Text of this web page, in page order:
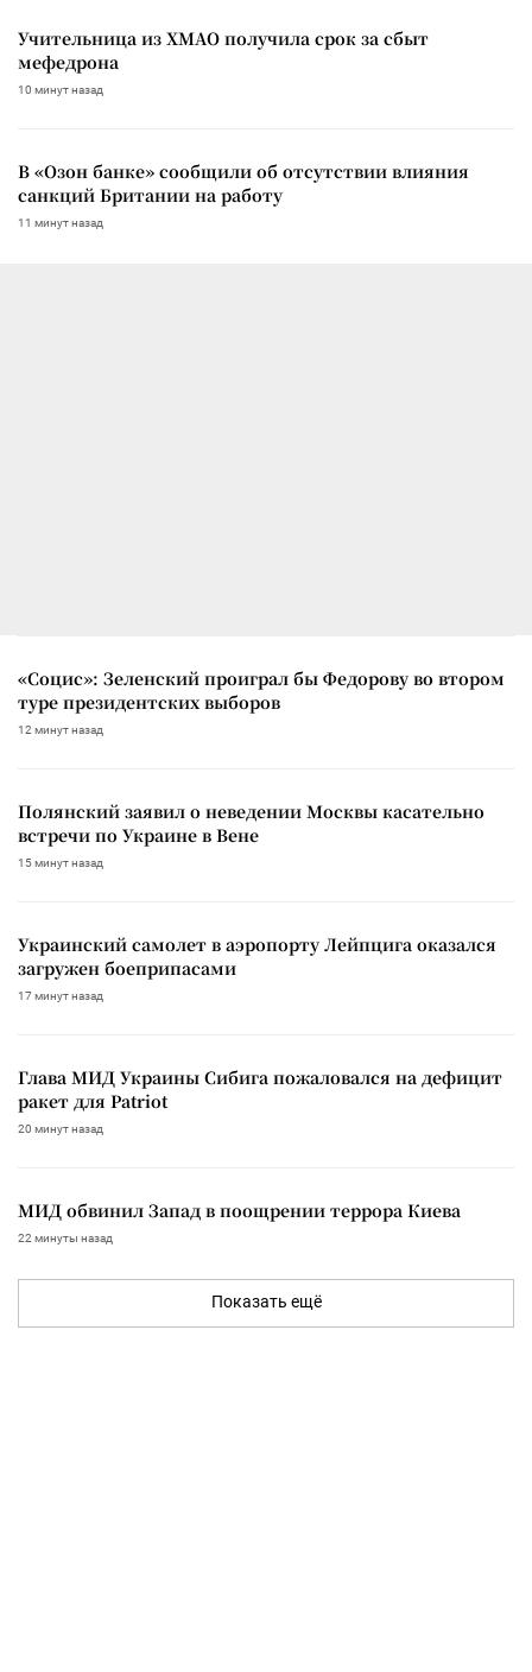
Учительница из ХМАО получила срок за сбыт
мефедрона
10 минут назад
В «Озон банке» сообщили об отсутствии влияния
санкций Британии на работу
11 минут назад
«Социс»: Зеленский проиграл бы Федорову во втором
туре президентских выборов
12 минут назад
Полянский заявил о неведении Москвы касательно
встречи по Украине в Вене
15 минут назад
Украинский самолет в аэропорту Лейпцига оказался
загружен боеприпасами
17 минут назад
Глава МИД Украины Сибига пожаловался на дефицит
ракет для Patriot
20 минут назад
МИД обвинил Запад в поощрении террора Киева
22 минуты назад
Показать ещё